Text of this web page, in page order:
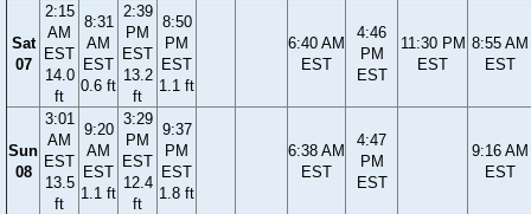
Sat
07
2:15
AM
EST
14.0
ft
8:31
AM
EST
0.6 ft
2:39
PM
EST
13.2
ft
8:50
PM
EST
1.1 ft
6:40 AM
EST
4:46
PM
EST
11:30 PM
EST
8:55 AM
EST
Sun
08
3:01
AM
EST
13.5
ft
9:20
AM
EST
1.1 ft
3:29
PM
EST
12.4
ft
9:37
PM
EST
1.8 ft
6:38 AM
EST
4:47
PM
EST
9:16 AM
EST